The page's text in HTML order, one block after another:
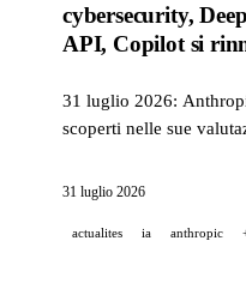
cybersecurity,
API, Copilot si
31 luglio 2026:
scoperti nelle sue
GitHub Copilot in VS
31 luglio 2026
actualites ia anthropic